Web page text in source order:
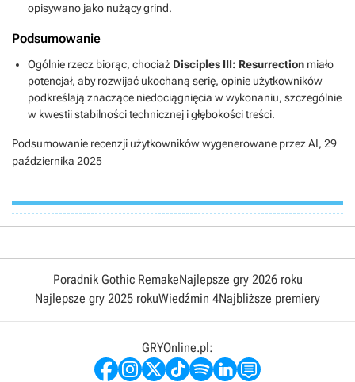
opisywano jako nużący grind.
Podsumowanie
Ogólnie rzecz biorąc, chociaż Disciples III: Resurrection miało
potencjał, aby rozwijać ukochaną serię, opinie użytkowników
podkreślają znaczące niedociągnięcia w wykonaniu, szczególnie
w kwestii stabilności technicznej i głębokości treści.
Podsumowanie recenzji użytkowników wygenerowane przez AI, 29
października 2025
Poradnik Gothic RemakeNajlepsze gry 2026 roku
Najlepsze gry 2025 rokuWiedźmin 4Najbliższe premiery
GRYOnline.pl: